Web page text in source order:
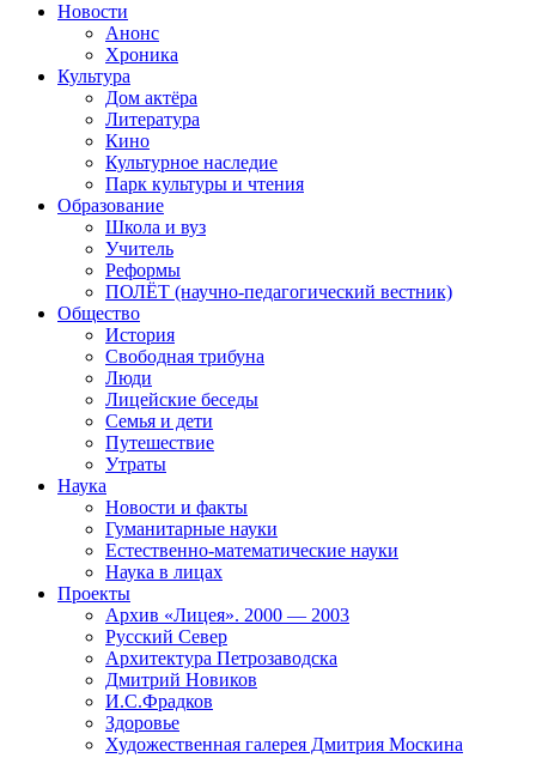
Новости
Анонс
Хроника
Культура
Дом актёра
Литература
Кино
Культурное наследие
Парк культуры и чтения
Образование
Школа и вуз
Учитель
Реформы
ПОЛЁТ (научно-педагогический вестник)
Общество
История
Свободная трибуна
Люди
Лицейские беседы
Семья и дети
Путешествие
Утраты
Наука
Новости и факты
Гуманитарные науки
Естественно-математические науки
Наука в лицах
Проекты
Архив «Лицея». 2000 — 2003
Русский Север
Архитектура Петрозаводска
Дмитрий Новиков
И.С.Фрадков
Здоровье
Художественная галерея Дмитрия Москина